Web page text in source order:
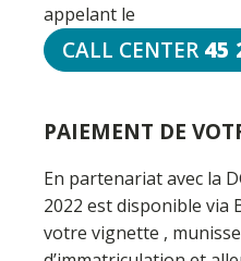
appelant le
CALL CENTER 45
PAIEMENT DE
En partenariat avec la
2022 est disponible via
votre vignette ,